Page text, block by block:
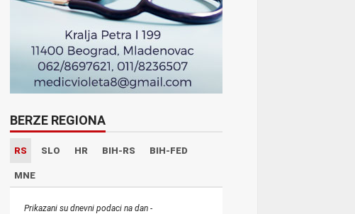
BERZE REGIONA
RS SLO HR BIH-RS BIH-FED
MNE
Prikazani su dnevni podaci na dan -